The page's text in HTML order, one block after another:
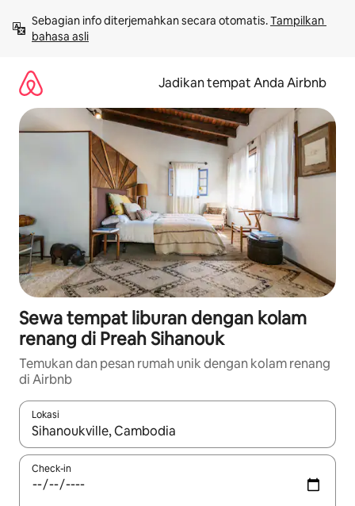
langsung
lihat
Sebagian info diterjemahkan secara otomatis. Tampilkan
bahasa asli
Jadikan tempat Anda Airbnb
Sewa tempat liburan dengan kolam
renang di Preah Sihanouk
Temukan dan pesan rumah unik dengan kolam renang
di Airbnb
Lokasi
Jika hasil yang dicari tersedia, telusuri dengan tombol panah
Check-in